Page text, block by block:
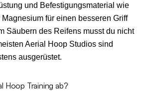
und Befestigungsmaterial wie
für einen besseren Griff
Säubern des Reifens musst du nicht
Aerial Hoop Studios sind
ausgerüstet.
Hoop Training ab?